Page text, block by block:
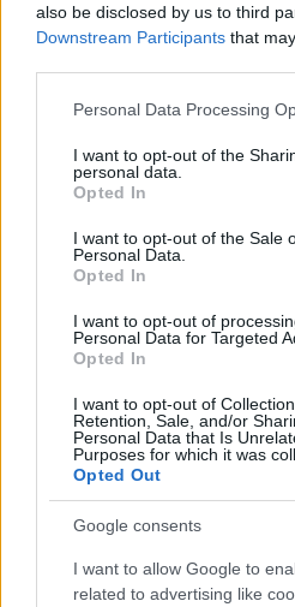
also be disclosed by us to third
Downstream Participants that
Please note that this website/app
not limited to your visit or usage
grant or deny consent to Google
use your data for below specified
consent section.
Personal Data Processing
I want to opt-out of the
personal data.
Opted In
I want to opt-out of the Sale
Personal Data.
Opted In
I want to opt-out of
Personal Data for Targeted
Opted In
I want to opt-out of
Retention, Sale, and/or
Personal Data that Is
Purposes for which it was
Opted Out
Google consents
I want to allow Google to
related to advertising like
Remélem, hogy nyílt
is kapunk azon túl, hogy
tanulmányozása és
adminisztrátorok
tudja.
Nyílt levél Balog Zoltán
Erőforrások
a Kárpátia Folkműhely
Tisztelt Balog Zoltán
Az egykori Kárpátia
alapítótagjaként írom
internetes hírportálok
annak az indoklásnak a
alapján 2013. március
Jánosnak a Magyar
Érdemkereszt arany
kívül nevem belekerült
kénytelen vagyok